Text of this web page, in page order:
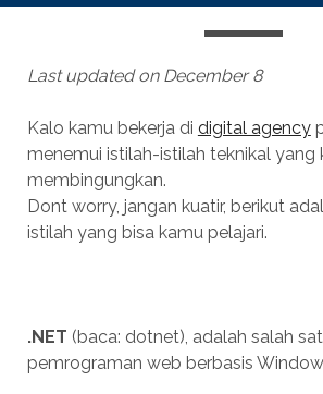
Last updated on December 8
Kalo kamu bekerja di digital agency
menemui istilah-istilah teknikal yang
membingungkan.
Dont worry, jangan kuatir, berikut
istilah yang bisa kamu pelajari.
.NET (baca: dotnet), adalah salah
pemrograman web berbasis